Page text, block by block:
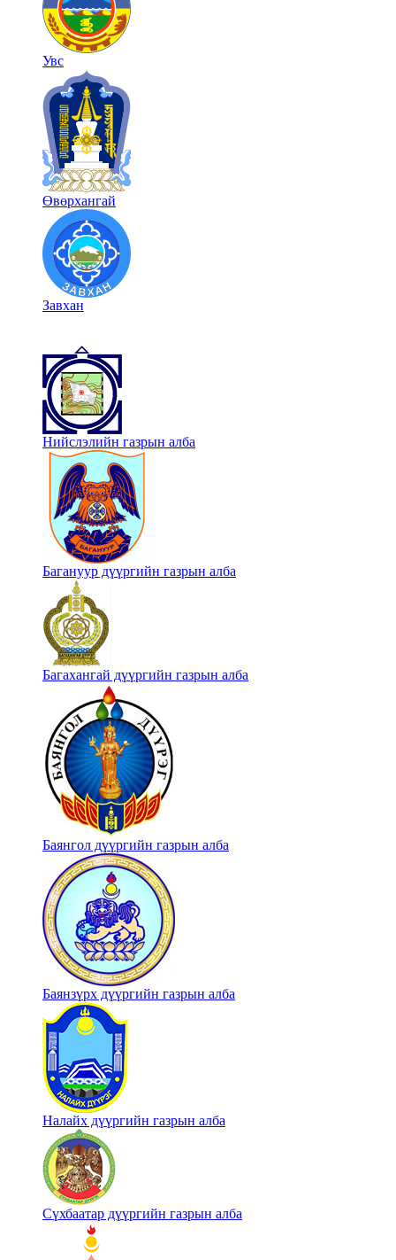
Увс
Өвөрхангай
Завхан
Нийслэлийн газрын алба
Багануур дүүргийн газрын алба
Багахангай дүүргийн газрын алба
Баянгол дүүргийн газрын алба
Баянзүрх дүүргийн газрын алба
Налайх дүүргийн газрын алба
Сүхбаатар дүүргийн газрын алба